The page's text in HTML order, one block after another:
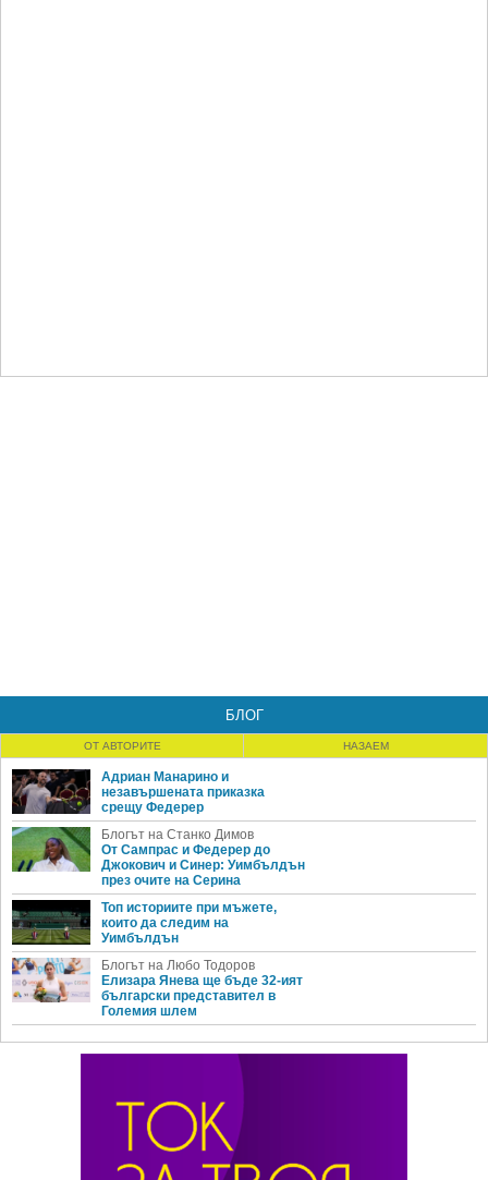
БЛОГ
ОТ АВТОРИТЕ НАЗАЕМ
Адриан Манарино и
незавършената приказка
срещу Федерер
Блогът на Станко Димов
От Сампрас и Федерер до
Джокович и Синер: Уимбълдън
през очите на Серина
Топ историите при мъжете,
които да следим на
Уимбълдън
Блогът на Любо Тодоров
Елизара Янева ще бъде 32-ият
български представител в
Големия шлем